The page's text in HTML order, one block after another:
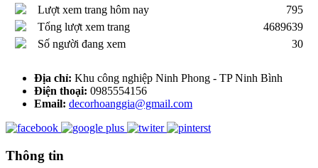
Lượt xem trang hôm nay
795
Tổng lượt xem trang
4689639
Số người đang xem
30
Địa chỉ: Khu công nghiệp Ninh Phong - TP Ninh Bình
Điện thoại: 0985554156
Email: decorhoanggia@gmail.com
Thông tin